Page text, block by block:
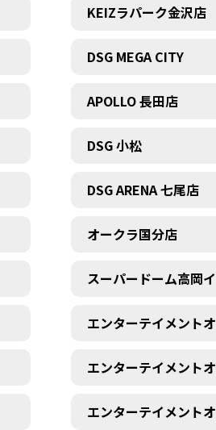
KEIZラパーク金沢店
DSG MEGA CITY
APOLLO 長田店
DSG 小松
DSG ARENA 七尾店
オークラ国分店
スーパードーム高岡
エンターテイメント
エンターテイメント
エンターテイメント